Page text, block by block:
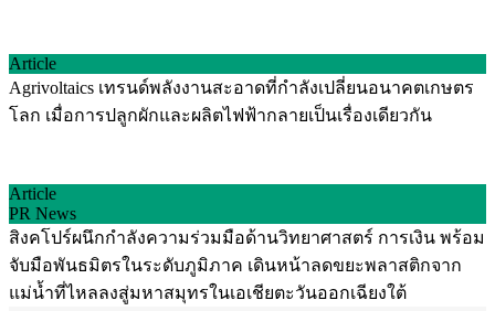
Article
Agrivoltaics เทรนด์พลังงานสะอาดที่กำลังเปลี่ยนอนาคตเกษตร
โลก เมื่อการปลูกผักและผลิตไฟฟ้ากลายเป็นเรื่องเดียวกัน
Article
PR News
สิงคโปร์ผนึกกำลังความร่วมมือด้านวิทยาศาสตร์ การเงิน พร้อม
จับมือพันธมิตรในระดับภูมิภาค เดินหน้าลดขยะพลาสติกจาก
แม่น้ำที่ไหลลงสู่มหาสมุทรในเอเชียตะวันออกเฉียงใต้